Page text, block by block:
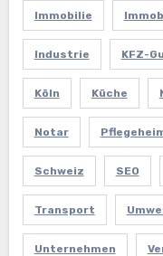
Immobilie
Industrie KFZ-
Köln Küche
Notar
Schweiz SEO
Transport
Unternehmen